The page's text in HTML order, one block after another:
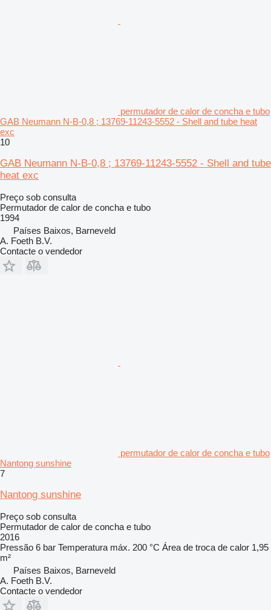
permutador de calor de concha e tubo
GAB Neumann N-B-0,8 ; 13769-11243-5552 - Shell and tube heat
exc
10
GAB Neumann N-B-0,8 ; 13769-11243-5552 - Shell and tube
heat exc
Preço sob consulta
Permutador de calor de concha e tubo
1994
Países Baixos, Barneveld
A. Foeth B.V.
Contacte o vendedor
permutador de calor de concha e tubo
Nantong sunshine
7
Nantong sunshine
Preço sob consulta
Permutador de calor de concha e tubo
2016
Pressão 6 bar Temperatura máx. 200 °C Área de troca de calor 1,95
m²
Países Baixos, Barneveld
A. Foeth B.V.
Contacte o vendedor